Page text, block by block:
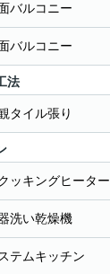
バルコニー
バルコニー
法
タイル張り
ッキングヒーター
洗い乾燥機
テムキッチン